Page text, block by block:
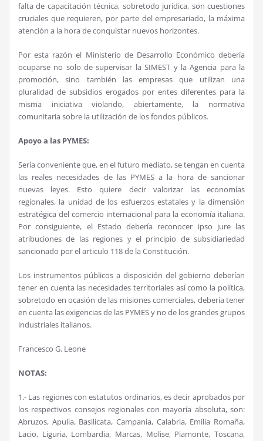
falta de capacitación técnica, sobretodo jurídica, son cuestiones
cruciales que requieren, por parte del empresariado, la máxima
atención a la hora de conquistar nuevos horizontes.
Por esta razón el Ministerio de Desarrollo Económico debería
ocuparse no solo de supervisar la SIMEST y la Agencia para la
promoción, sino también las empresas que utilizan una
pluralidad de subsidios erogados por entes diferentes para la
misma iniciativa violando, abiertamente, la normativa
comunitaria sobre la utilización de los fondos públicos.
Apoyo a las PYMES:
Sería conveniente que, en el futuro mediato, se tengan en cuenta
las reales necesidades de las PYMES a la hora de sancionar
nuevas leyes. Esto quiere decir valorizar las economías
regionales, la unidad de los esfuerzos estatales y la dimensión
estratégica del comercio internacional para la economía italiana.
Por consiguiente, el Estado debería reconocer ipso jure las
atribuciones de las regiones y el principio de subsidiariedad
sancionado por el articulo 118 de la Constitución.
Los instrumentos públicos a disposición del gobierno deberían
tener en cuenta las necesidades territoriales así como la política,
sobretodo en ocasión de las misiones comerciales, debería tener
en cuenta las exigencias de las PYMES y no de los grandes grupos
industriales italianos.
Francesco G. Leone
NOTAS:
1.- Las regiones con estatutos ordinarios, es decir aprobados por
los respectivos consejos regionales con mayoría absoluta, son:
Abruzos, Apulia, Basilicata, Campania, Calabria, Emilia Romaña,
Lacio, Liguria, Lombardia, Marcas, Molise, Piamonte, Toscana,